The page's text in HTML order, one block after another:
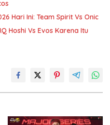
Hari Ini: Team Spirit Vs Onic
Hoshi Vs Evos Karena Itu